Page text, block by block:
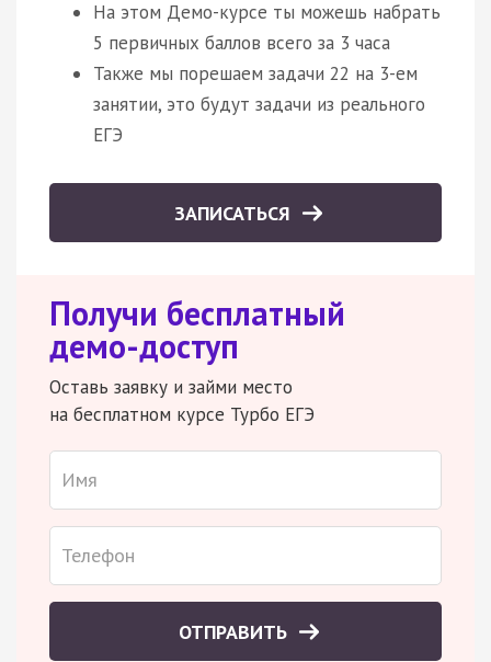
На этом Демо-курсе ты можешь набрать
5 первичных баллов всего за 3 часа
Также мы порешаем задачи 22 на 3-ем
занятии, это будут задачи из реального
ЕГЭ
ЗАПИСАТЬСЯ
Получи бесплатный
демо-доступ
Оставь заявку и займи место
на бесплатном курсе Турбо ЕГЭ
ОТПРАВИТЬ